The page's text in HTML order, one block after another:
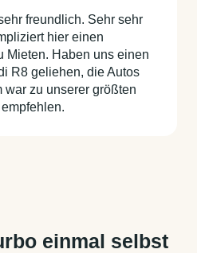
freundlich. Sehr sehr
hier einen
Mieten. Haben uns einen
R8 geliehen, die Autos
war zu unserer größten
einmal selbst